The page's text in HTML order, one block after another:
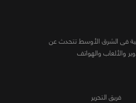
فى الشرق الأوسط تتحدث عن
والألعاب والهواتف
فريق التحرير